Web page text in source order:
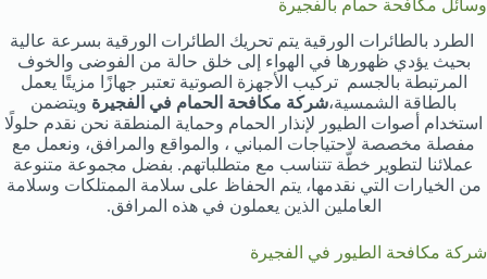
وسائل مكافحة حمام بالفجيرة
الطرد بالطائرات الورقية يتم تحريك الطائرات الورقية بسرعة عالية
بحيث يؤدي ظهورها في الهواء إلى خلق حالة من الفوضى والخوف
المرتبطة بالجسم تركيب الأجهزة الصوتية تعتبر جهازًا مزيتًا يعمل
بالطاقة الشمسية،شركة مكافحة الحمام في الفجيرة ويتضمن
استخدام أصوات الطيور لإنذار الحمام وحماية المنطقة نحن نقدم حلولًا
مفصلة مخصصة لاحتياجات المباني ، والمواقع والمرافق، ونعمل مع
عملائنا لتطوير خطّة تتناسب مع متطلباتهم. بفضل مجموعة متنوعة
من الخيارات التي نقدمها، يتم الحفاظ على سلامة الممتلكات وسلامة
العاملين الذين يعملون في هذه المرافق.
شركة مكافحة الطيور في الفجيرة